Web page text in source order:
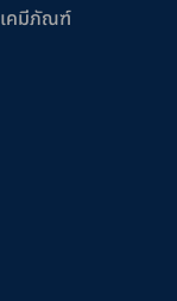
เคมีภัณฑ์